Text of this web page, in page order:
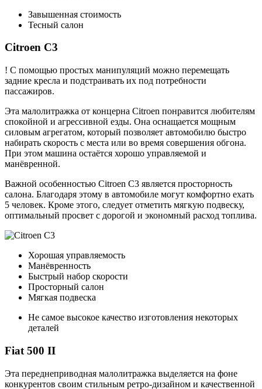
Завышенная стоимость
Тесный салон
Citroen C3
! С помощью простых манипуляций можно перемещать
задние кресла и подстраивать их под потребности
пассажиров.
Эта малолитражка от концерна Citroen понравится любителям
спокойной и агрессивной езды. Она оснащается мощным
силовым агрегатом, который позволяет автомобилю быстро
набирать скорость с места или во время совершения обгона.
При этом машина остаётся хорошо управляемой и
манёвренной.
Важной особенностью Citroen C3 является просторность
салона. Благодаря этому в автомобиле могут комфортно ехать
5 человек. Кроме этого, следует отметить мягкую подвеску,
оптимальный просвет с дорогой и экономный расход топлива.
Хорошая управляемость
Манёвренность
Быстрый набор скорости
Просторный салон
Мягкая подвеска
Не самое высокое качество изготовления некоторых
деталей
Fiat 500 II
Эта переднеприводная малолитражка выделяется на фоне
конкурентов своим стильным ретро-дизайном и качественной